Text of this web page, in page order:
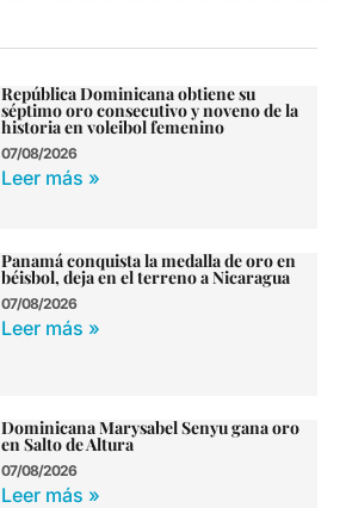
República Dominicana obtiene su
séptimo oro consecutivo y noveno de la
historia en voleibol femenino
07/08/2026
Leer más »
Panamá conquista la medalla de oro en
béisbol, deja en el terreno a Nicaragua
07/08/2026
Leer más »
Dominicana Marysabel Senyu gana oro
en Salto de Altura
07/08/2026
Leer más »